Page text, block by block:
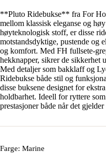
**Pluto Ridebukse** fra For
mellom klassisk eleganse og
høyteknologisk stoff, er disse
motstandsdyktige, pustende og
og komfort. Med FH fullsete-
hekknapper, sikrer de sikkerhet
Med detaljer som bakklaff og
Ridebukse både stil og
disse buksene designet for
holdbarhet. Ideell for ryttere
prestasjoner både når det
Farge: Marine